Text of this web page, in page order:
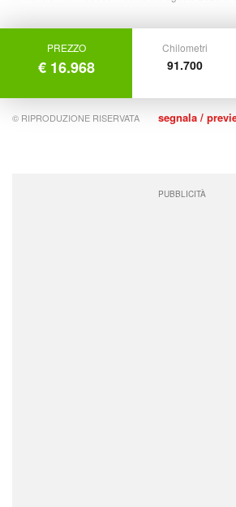
PREZZO
€ 16.968
Chilometri
91.700
© RIPRODUZIONE RISERVATA segnala /
PUBBLICITÀ